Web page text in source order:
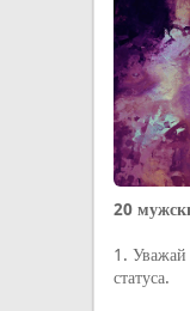
20
1. Уважай
статуса.